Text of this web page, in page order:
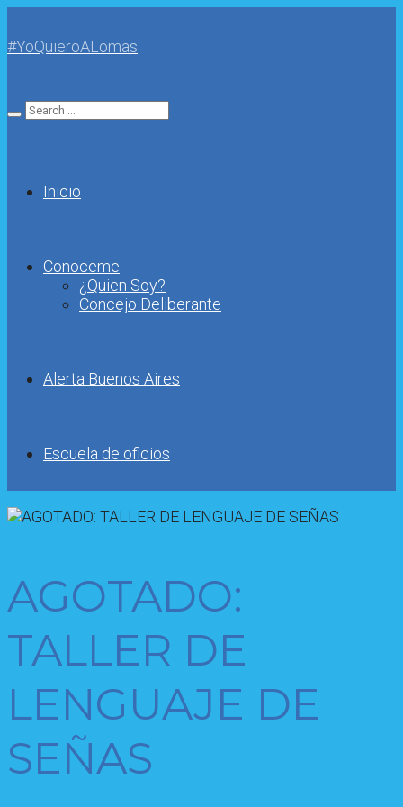
#YoQuieroALomas
Inicio
Conoceme
¿Quien Soy?
Concejo Deliberante
Alerta Buenos Aires
Escuela de oficios
AGOTADO:
TALLER DE
LENGUAJE DE
SEÑAS